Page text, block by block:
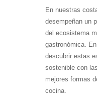
En nuestras
desempeñan un
del ecosistema
gastronómica.
descubrir estas
sostenible con
mejores formas
cocina.